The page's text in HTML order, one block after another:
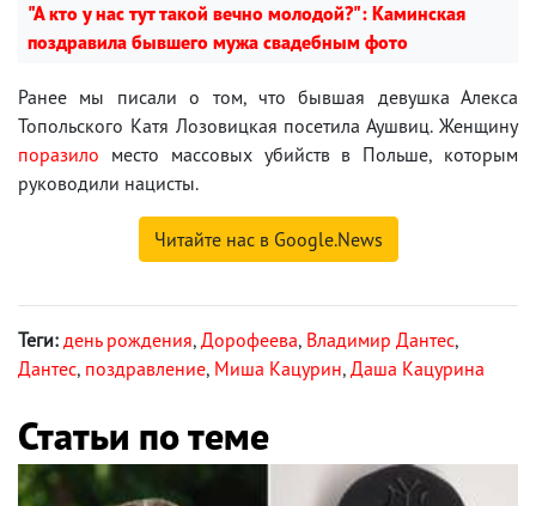
"А кто у нас тут такой вечно молодой?": Каминская
поздравила бывшего мужа свадебным фото
Ранее мы писали о том, что бывшая девушка Алекса
Топольского Катя Лозовицкая посетила Аушвиц. Женщину
поразило место массовых убийств в Польше, которым
руководили нацисты.
Читайте нас в Google.News
Теги: день рождения, Дорофеева, Владимир Дантес,
Дантес, поздравление, Миша Кацурин, Даша Кацурина
Статьи по теме